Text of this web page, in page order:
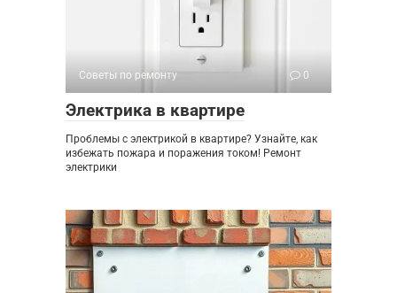
Советы по ремонту 0
Электрика в квартире
Проблемы с электрикой в квартире? Узнайте, как
избежать пожара и поражения током! Ремонт
электрики